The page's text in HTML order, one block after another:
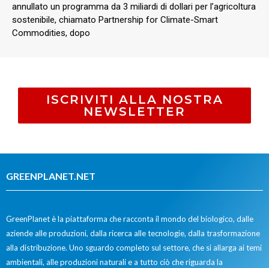
annullato un programma da 3 miliardi di dollari per l’agricoltura
sostenibile, chiamato Partnership for Climate-Smart
Commodities, dopo
ISCRIVITI ALLA NOSTRA
NEWSLETTER
GREENPLANET.NET
GreenPlanet è la piattaforma che racconta il mondo del biologico, dalle
aziende alle produzioni, dalla ricerca alle tecnologie, dalla trasformazione
alla distribuzione. Uno sguardo completo sul settore, che si allarga ai temi
ambientali, alle produzioni naturali e a tutto ciò che riguarda la